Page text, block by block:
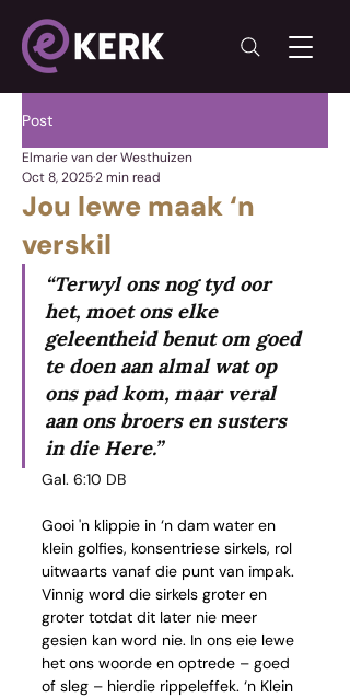
Post
Jou lewe maak ‘n
verskil
Elmarie van der Westhuizen
Oct 8, 20252 min read
“Terwyl ons nog tyd oor
het, moet ons elke
geleentheid benut om goed
te doen aan almal wat op
ons pad kom, maar veral
aan ons broers en susters
in die Here.”
Gal. 6:10 DB
Gooi 'n klippie in ‘n dam water en
klein golfies, konsentriese sirkels, rol
uitwaarts vanaf die punt van impak.
Vinnig word die sirkels groter en
groter totdat dit later nie meer
gesien kan word nie. In ons eie lewe
het ons woorde en optrede – goed
of sleg – hierdie rippeleffek. ‘n Klein